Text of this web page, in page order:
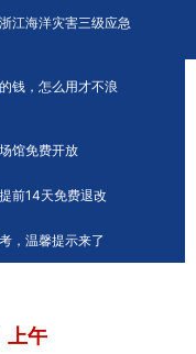
江海洋灾害三级应急
钱，怎么用才不浪
馆免费开放
前14天免费退改
，温馨提示来了
授获奖
上午